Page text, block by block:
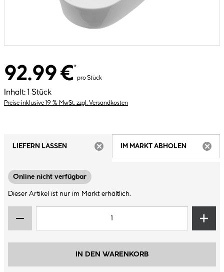
92.99 €*
pro Stück
Inhalt: 1 Stück
Preise inklusive 19 % MwSt. zzgl. Versandkosten
LIEFERN LASSEN
IM MARKT ABHOLEN
Online nicht verfügbar
Dieser Artikel ist nur im Markt erhältlich.
IN DEN WARENKORB